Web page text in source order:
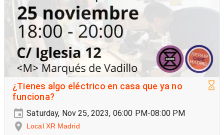
¿Tienes algo eléctrico en casa que ya no
funciona?
Saturday, Nov 25, 2023, 06:00 PM-08:00 PM
Local XR Madrid